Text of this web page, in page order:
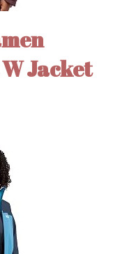
Jacket